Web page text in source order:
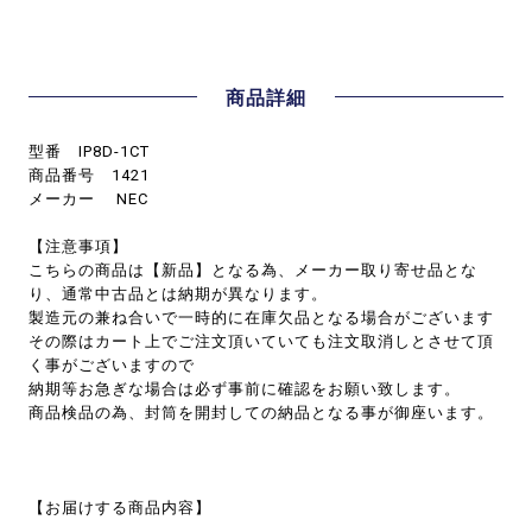
商品詳細
型番 IP8D-1CT
商品番号 1421
メーカー NEC
【注意事項】
こちらの商品は【新品】となる為、メーカー取り寄せ品とな
り、通常中古品とは納期が異なります。
製造元の兼ね合いで一時的に在庫欠品となる場合がございます
その際はカート上でご注文頂いていても注文取消しとさせて頂
く事がございますので
納期等お急ぎな場合は必ず事前に確認をお願い致します。
商品検品の為、封筒を開封しての納品となる事が御座います。
【お届けする商品内容】